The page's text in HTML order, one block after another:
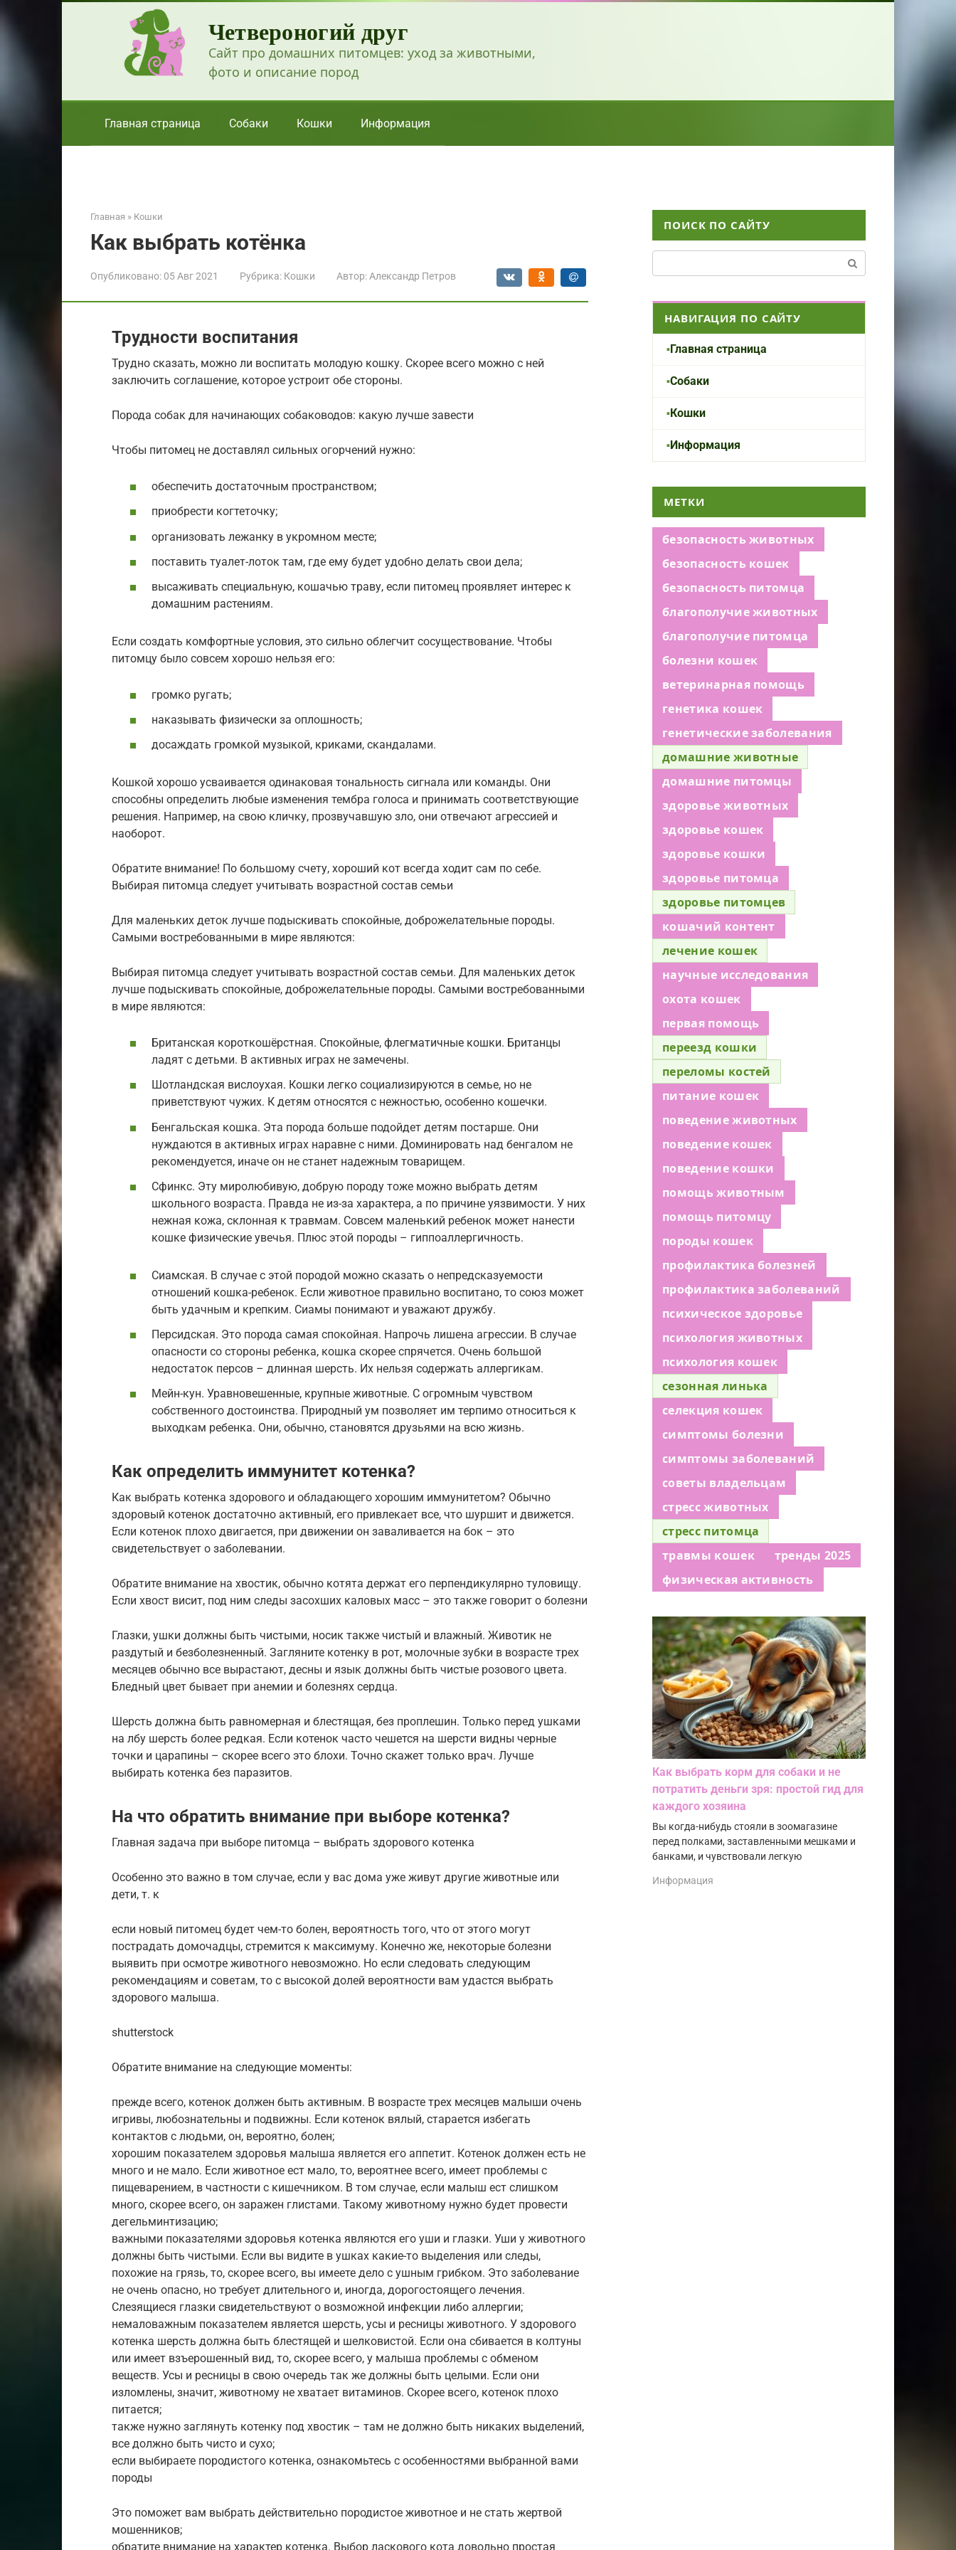
Четвероногий друг
Сайт про домашних питомцев: уход за животными,
фото и описание пород
Главная страница Собаки Кошки Информация
Главная » Кошки
Как выбрать котёнка
Опубликовано: 05 Авг 2021 Рубрика: Кошки Автор: Александр Петров
Трудности воспитания
Трудно сказать, можно ли воспитать молодую кошку. Скорее всего можно с ней
заключить соглашение, которое устроит обе стороны.
Порода собак для начинающих собаководов: какую лучше завести
Чтобы питомец не доставлял сильных огорчений нужно:
обеспечить достаточным пространством;
приобрести когтеточку;
организовать лежанку в укромном месте;
поставить туалет-лоток там, где ему будет удобно делать свои дела;
высаживать специальную, кошачью траву, если питомец проявляет интерес к
домашним растениям.
Если создать комфортные условия, это сильно облегчит сосуществование. Чтобы
питомцу было совсем хорошо нельзя его:
громко ругать;
наказывать физически за оплошность;
досаждать громкой музыкой, криками, скандалами.
Кошкой хорошо усваивается одинаковая тональность сигнала или команды. Они
способны определить любые изменения тембра голоса и принимать соответствующие
решения. Например, на свою кличку, прозвучавшую зло, они отвечают агрессией и
наоборот.
Обратите внимание! По большому счету, хороший кот всегда ходит сам по себе.
Выбирая питомца следует учитывать возрастной состав семьи
Для маленьких деток лучше подыскивать спокойные, доброжелательные породы.
Самыми востребованными в мире являются:
Выбирая питомца следует учитывать возрастной состав семьи. Для маленьких деток
лучше подыскивать спокойные, доброжелательные породы. Самыми востребованными
в мире являются:
Британская короткошёрстная. Спокойные, флегматичные кошки. Британцы
ладят с детьми. В активных играх не замечены.
Шотландская вислоухая. Кошки легко социализируются в семье, но не
приветствуют чужих. К детям относятся с нежностью, особенно кошечки.
Бенгальская кошка. Эта порода больше подойдет детям постарше. Они
нуждаются в активных играх наравне с ними. Доминировать над бенгалом не
рекомендуется, иначе он не станет надежным товарищем.
Сфинкс. Эту миролюбивую, добрую породу тоже можно выбрать детям
школьного возраста. Правда не из-за характера, а по причине уязвимости. У них
нежная кожа, склонная к травмам. Совсем маленький ребенок может нанести
кошке физические увечья. Плюс этой породы – гиппоаллергичность.
Сиамская. В случае с этой породой можно сказать о непредсказуемости
отношений кошка-ребенок. Если животное правильно воспитано, то союз может
быть удачным и крепким. Сиамы понимают и уважают дружбу.
Персидская. Это порода самая спокойная. Напрочь лишена агрессии. В случае
опасности со стороны ребенка, кошка скорее спрячется. Очень большой
недостаток персов – длинная шерсть. Их нельзя содержать аллергикам.
Мейн-кун. Уравновешенные, крупные животные. С огромным чувством
собственного достоинства. Природный ум позволяет им терпимо относиться к
выходкам ребенка. Они, обычно, становятся друзьями на всю жизнь.
Как определить иммунитет котенка?
Как выбрать котенка здорового и обладающего хорошим иммунитетом? Обычно
здоровый котенок достаточно активный, его привлекает все, что шуршит и движется.
Если котенок плохо двигается, при движении он заваливается на бок – это
свидетельствует о заболевании.
Обратите внимание на хвостик, обычно котята держат его перпендикулярно туловищу.
Если хвост висит, под ним следы засохших каловых масс – это также говорит о болезни
Глазки, ушки должны быть чистыми, носик также чистый и влажный. Животик не
раздутый и безболезненный. Загляните котенку в рот, молочные зубки в возрасте трех
месяцев обычно все вырастают, десны и язык должны быть чистые розового цвета.
Бледный цвет бывает при анемии и болезнях сердца.
Шерсть должна быть равномерная и блестящая, без проплешин. Только перед ушками
на лбу шерсть более редкая. Если котенок часто чешется на шерсти видны черные
точки и царапины – скорее всего это блохи. Точно скажет только врач. Лучше
выбирать котенка без паразитов.
На что обратить внимание при выборе котенка?
Главная задача при выборе питомца – выбрать здорового котенка
Особенно это важно в том случае, если у вас дома уже живут другие животные или
дети, т. к
если новый питомец будет чем-то болен, вероятность того, что от этого могут
пострадать домочадцы, стремится к максимуму. Конечно же, некоторые болезни
выявить при осмотре животного невозможно. Но если следовать следующим
рекомендациям и советам, то с высокой долей вероятности вам удастся выбрать
здорового малыша.
shutterstock
Обратите внимание на следующие моменты:
прежде всего, котенок должен быть активным. В возрасте трех месяцев малыши очень
игривы, любознательны и подвижны. Если котенок вялый, старается избегать
контактов с людьми, он, вероятно, болен;
хорошим показателем здоровья малыша является его аппетит. Котенок должен есть не
много и не мало. Если животное ест мало, то, вероятнее всего, имеет проблемы с
пищеварением, в частности с кишечником. В том случае, если малыш ест слишком
много, скорее всего, он заражен глистами. Такому животному нужно будет провести
дегельминтизацию;
важными показателями здоровья котенка являются его уши и глазки. Уши у животного
должны быть чистыми. Если вы видите в ушках какие-то выделения или следы,
похожие на грязь, то, скорее всего, вы имеете дело с ушным грибком. Это заболевание
не очень опасно, но требует длительного и, иногда, дорогостоящего лечения.
Слезящиеся глазки свидетельствуют о возможной инфекции либо аллергии;
немаловажным показателем является шерсть, усы и ресницы животного. У здорового
котенка шерсть должна быть блестящей и шелковистой. Если она сбивается в колтуны
или имеет взъерошенный вид, то, скорее всего, у малыша проблемы с обменом
веществ. Усы и ресницы в свою очередь так же должны быть целыми. Если они
изломлены, значит, животному не хватает витаминов. Скорее всего, котенок плохо
питается;
также нужно заглянуть котенку под хвостик – там не должно быть никаких выделений,
все должно быть чисто и сухо;
если выбираете породистого котенка, ознакомьтесь с особенностями выбранной вами
породы
Это поможет вам выбрать действительно породистое животное и не стать жертвой
мошенников;
обратите внимание на характер котенка. Выбор ласкового кота довольно простая
ПОИСК ПО САЙТУ
НАВИГАЦИЯ ПО САЙТУ
Главная страница
Собаки
Кошки
Информация
МЕТКИ
безопасность животных
безопасность кошек
безопасность питомца
благополучие животных
благополучие питомца
болезни кошек
ветеринарная помощь
генетика кошек
генетические заболевания
домашние животные
домашние питомцы
здоровье животных
здоровье кошек
здоровье кошки
здоровье питомца
здоровье питомцев
кошачий контент
лечение кошек
научные исследования
охота кошек
первая помощь
переезд кошки
переломы костей
питание кошек
поведение животных
поведение кошек
поведение кошки
помощь животным
помощь питомцу
породы кошек
профилактика болезней
профилактика заболеваний
психическое здоровье
психология животных
психология кошек
сезонная линька
селекция кошек
симптомы болезни
симптомы заболеваний
советы владельцам
стресс животных
стресс питомца
травмы кошек
тренды 2025
физическая активность
Как выбрать корм для собаки и не
потратить деньги зря: простой гид для
каждого хозяина
Вы когда-нибудь стояли в зоомагазине
перед полками, заставленными мешками и
банками, и чувствовали легкую
Информация